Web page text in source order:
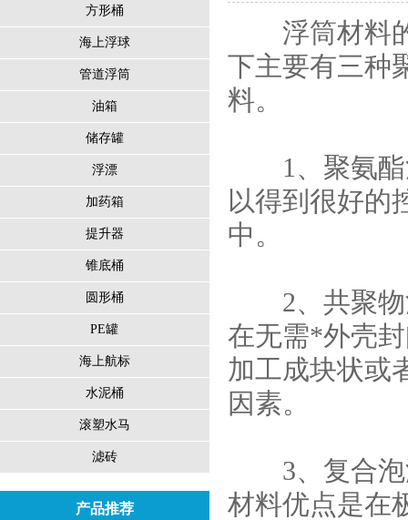
方形桶
海上浮球
管道浮筒
油箱
储存罐
浮漂
加药箱
提升器
锥底桶
圆形桶
PE罐
海上航标
水泥桶
滚塑水马
滤砖
产品推荐
浮筒材料的
下主要有三种
料。
1、聚氨酯
以得到很好的
中。
2、共聚物
在无需*外壳
加工成块状或
因素。
3、复合泡
材料优点是在